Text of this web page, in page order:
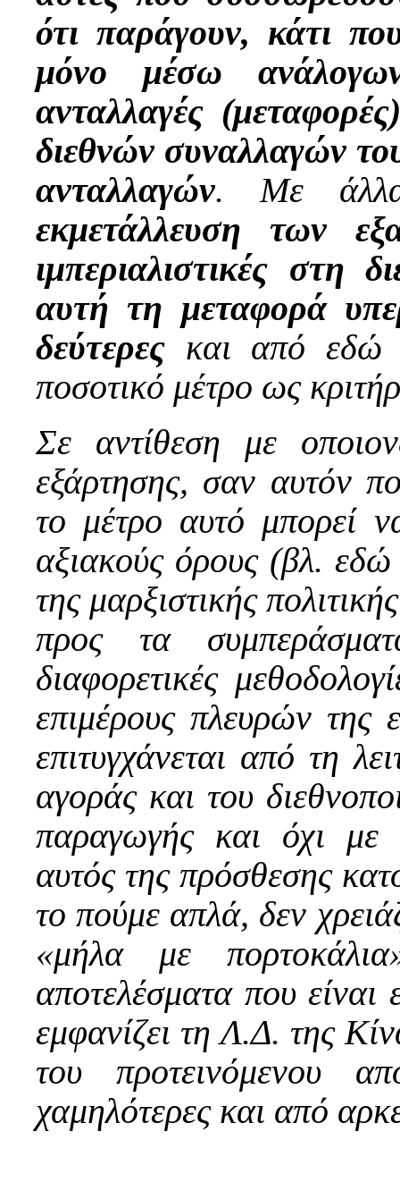
ότι παράγουν, κάτι
μόνο μέσω
ανταλλαγές
διεθνών συναλλαγών
ανταλλαγών. Με
εκμετάλλευση των
ιμπεριαλιστικές στη
αυτή τη μεταφορά
δεύτερες και από εδώ
ποσοτικό μέτρο ως
Σε αντίθεση με
εξάρτησης, σαν αυτόν
το μέτρο αυτό μπορεί
αξιακούς όρους (βλ. εδώ
της μαρξιστικής
προς τα
διαφορετικές
επιμέρους πλευρών της
επιτυγχάνεται από τη
αγοράς και του
παραγωγής και όχι με
αυτός της πρόσθεσης
το πούμε απλά, δεν
«μήλα με
αποτελέσματα που
εμφανίζει τη Λ.Δ. της
του προτεινόμενου
χαμηλότερες και από